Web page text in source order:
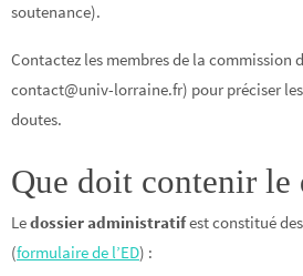
soutenance).
Contactez les membres de la commission
contact@univ-lorraine.fr) pour préciser
doutes.
Que doit contenir le
Ledossier administratifest constitué
(formulaire de l’ED) :